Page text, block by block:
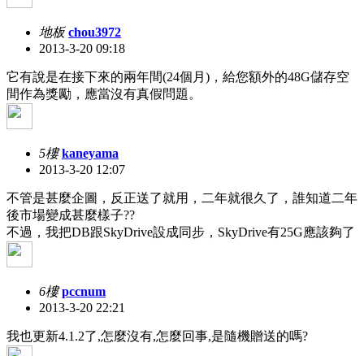
地板 chou3972
2013-3-20 09:18
它有說是在接下來的兩年間(24個月)，給您額外的48G儲存空
間作為獎勵，應當沒有真假問題。
5樓 kaneyama
2013-3-20 12:07
不管是甚麼企圖，反正送了就用，二年就很久了，誰知道二年
後市場變成甚麼樣子??
不過，我把DB跟SkyDrive設成同步，SkyDrive有25G應該夠了
6樓 pccnum
2013-3-20 22:21
我也更新4.1.2了,怎麼沒有,怎麼回事,是隨機贈送的嗎?